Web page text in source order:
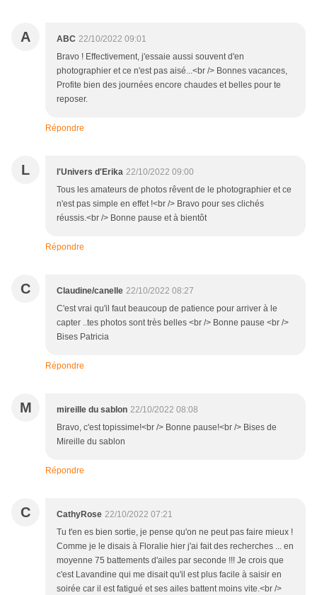
A ABC 22/10/2022 09:01
Bravo ! Effectivement, j'essaie aussi souvent d'en
photographier et ce n'est pas aisé...<br /> Bonnes vacances,
Profite bien des journées encore chaudes et belles pour te
reposer.
Répondre
L l'Univers d'Erika 22/10/2022 09:00
Tous les amateurs de photos rêvent de le photographier et ce
n'est pas simple en effet !<br /> Bravo pour ses clichés
réussis.<br /> Bonne pause et à bientôt
Répondre
C Claudine/canelle 22/10/2022 08:27
C'est vrai qu'il faut beaucoup de patience pour arriver à le
capter ..tes photos sont très belles <br /> Bonne pause <br />
Bises Patricia
Répondre
M mireille du sablon 22/10/2022 08:08
Bravo, c'est topissime!<br /> Bonne pause!<br /> Bises de
Mireille du sablon
Répondre
C CathyRose 22/10/2022 07:21
Tu t'en es bien sortie, je pense qu'on ne peut pas faire mieux !
Comme je le disais à Floralie hier j'ai fait des recherches ... en
moyenne 75 battements d'ailes par seconde !!! Je crois que
c'est Lavandine qui me disait qu'il est plus facile à saisir en
soirée car il est fatigué et ses ailes battent moins vite.<br />